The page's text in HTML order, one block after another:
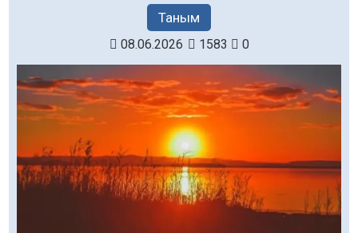
Таным
08.06.2026 1583 0